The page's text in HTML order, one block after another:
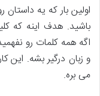
اولین بار که یه
باشید. هدف اینه که
اگه همه کلمات رو
و زبان درگیر بشه. این
می بره.